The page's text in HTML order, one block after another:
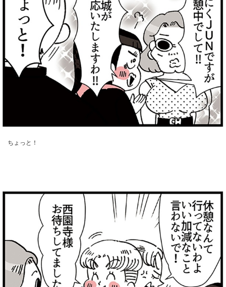
ちょっと！